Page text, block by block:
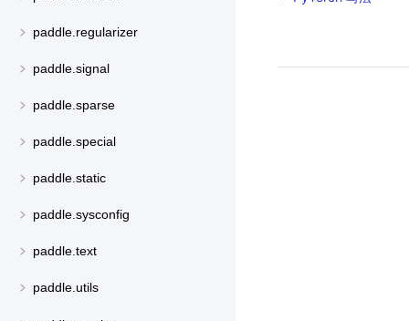
paddle.regularizer
paddle.signal
paddle.sparse
paddle.special
paddle.static
paddle.sysconfig
paddle.text
paddle.utils